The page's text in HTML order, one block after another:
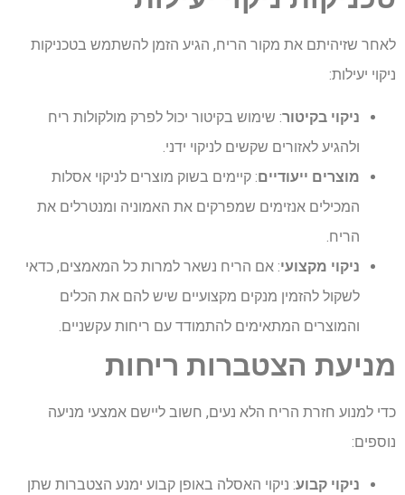
לאחר שזיהיתם את מקור הריח, הגיע הזמן להשתמש בטכניקות
ניקוי יעילות:
ניקוי בקיטור: שימוש בקיטור יכול לפרק מולקולות ריח
ולהגיע לאזורים שקשים לניקוי ידני.
מוצרים ייעודיים: קיימים בשוק מוצרים לניקוי אסלות
המכילים אנזימים שמפרקים את האמוניה ומנטרלים את
הריח.
ניקוי מקצועי: אם הריח נשאר למרות כל המאמצים, כדאי
לשקול להזמין מנקים מקצועיים שיש להם את הכלים
והמוצרים המתאימים להתמודד עם ריחות עקשניים.
מניעת הצטברות ריחות
כדי למנוע חזרת הריח הלא נעים, חשוב ליישם אמצעי מניעה
נוספים:
ניקוי קבוע: ניקוי האסלה באופן קבוע ימנע הצטברות שתן